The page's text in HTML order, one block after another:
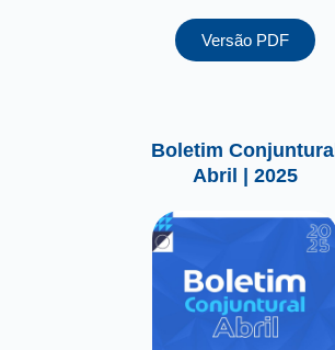
Versão PDF
Boletim Conjuntural
Abril | 2025